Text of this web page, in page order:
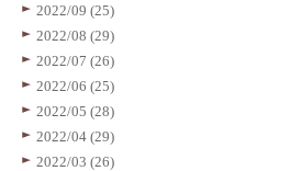
2022/09 (25)
2022/08 (29)
2022/07 (26)
2022/06 (25)
2022/05 (28)
2022/04 (29)
2022/03 (26)